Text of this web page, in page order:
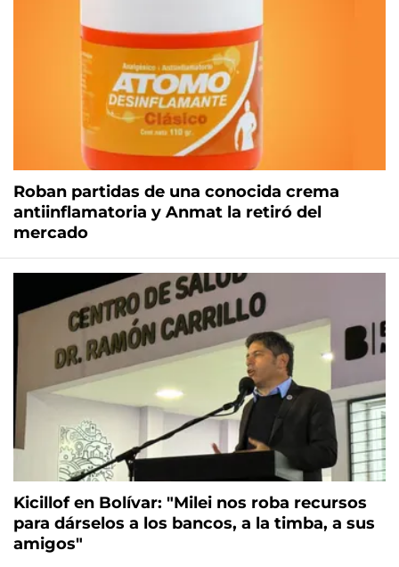
Roban partidas de una conocida crema
antiinflamatoria y Anmat la retiró del
mercado
Kicillof en Bolívar: "Milei nos roba recursos
para dárselos a los bancos, a la timba, a sus
amigos"